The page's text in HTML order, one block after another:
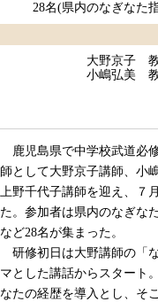
28名(県内のなぎなた
大野京子 教
小嶋弘美 教
鹿児島県で中学校武道必
師として大野京子講師、小
上野千代子講師を迎え、７
た。参加者は県内のなぎな
など28名が集まった。
研修初日は大野講師の「
マとした講話からスタート
なたの経歴を導入とし、そ